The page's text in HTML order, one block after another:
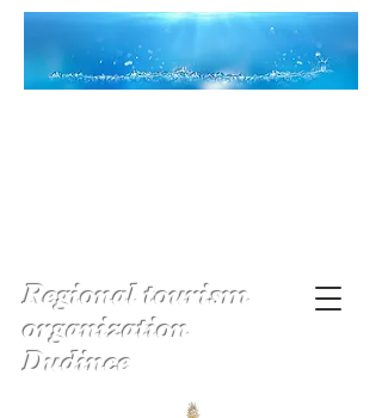
Regional tourism
organization
Dudince